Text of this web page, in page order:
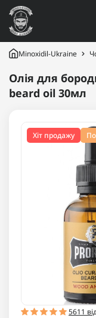
Minoxidil-Ukraine
Олія для
beard oil 30мл
Хіт продажу
5611